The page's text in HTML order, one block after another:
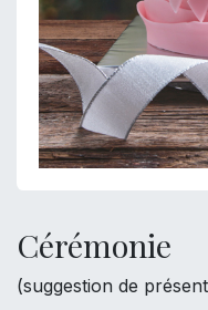
Cérémonie
(suggestion de